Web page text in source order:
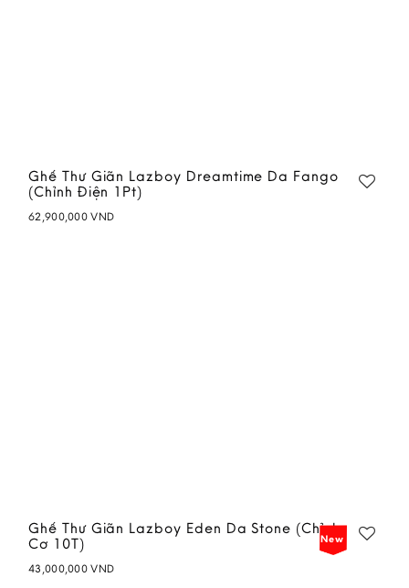
Ghế Thư Giãn Lazboy Dreamtime Da Fango
(Chỉnh Điện 1Pt)
62,900,000VND
New
Ghế Thư Giãn Lazboy Eden Da Stone (Chỉnh
Cơ 10T)
43,000,000VND